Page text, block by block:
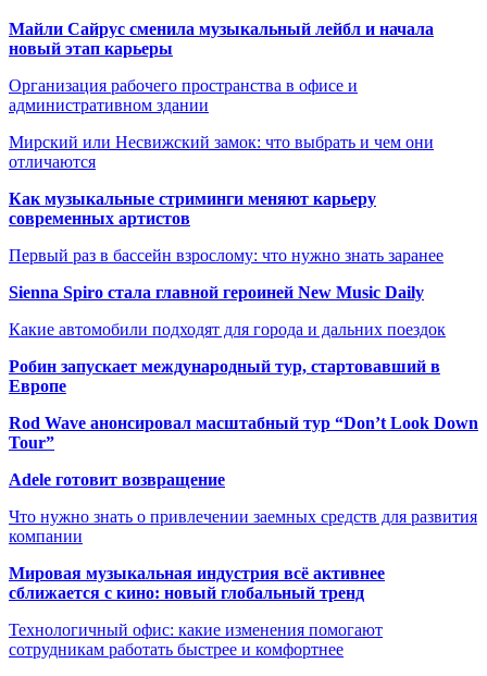
Майли Сайрус сменила музыкальный лейбл и начала
новый этап карьеры
Организация рабочего пространства в офисе и
административном здании
Мирский или Несвижский замок: что выбрать и чем они
отличаются
Как музыкальные стриминги меняют карьеру
современных артистов
Первый раз в бассейн взрослому: что нужно знать заранее
Sienna Spiro стала главной героиней New Music Daily
Какие автомобили подходят для города и дальних поездок
Робин запускает международный тур, стартовавший в
Европе
Rod Wave анонсировал масштабный тур “Don’t Look Down
Tour”
Adele готовит возвращение
Что нужно знать о привлечении заемных средств для развития
компании
Мировая музыкальная индустрия всё активнее
сближается с кино: новый глобальный тренд
Технологичный офис: какие изменения помогают
сотрудникам работать быстрее и комфортнее